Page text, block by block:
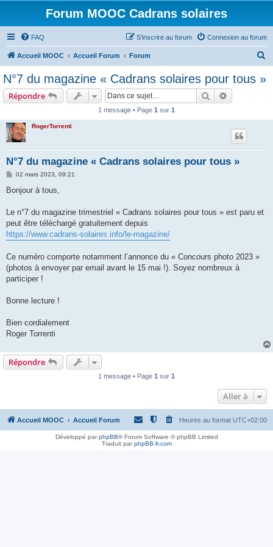
Forum MOOC Cadrans solaires
FAQ Connexion au forum
S’inscrire au forum
Accueil MOOC Accueil Forum Forum
N°7 du magazine « Cadrans solaires pour tous »
Répondre Rechercher
1 message • Page 1 sur 1
RogerTorrenti
N°7 du magazine « Cadrans solaires pour tous »
M
s
g
02 mars 2023, 09:21
Bonjour à tous,
Le n°7 du magazine trimestriel « Cadrans solaires pour tous » est paru et
peut être téléchargé gratuitement depuis
https://www.cadrans-solaires.info/le-magazine/
Ce numéro comporte notamment l’annonce du « Concours photo 2023 »
(photos à envoyer par email avant le 15 mai !). Soyez nombreux à
participer !
Bonne lecture !
Bien cordialement
Roger Torrenti
Répondre
1 message • Page 1 sur 1
Aller à
Accueil MOOC Accueil Forum Heures au format UTC+02:00
Développé parphpBB® Forum Software © phpBB Limited
Traduit parphpBB-fr.com